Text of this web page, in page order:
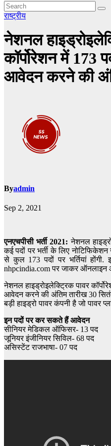
राष्ट्रीय
नेशनल
कॉर्पोरेशन में 173
आवेदन करने की
Byadmin
Sep 2, 2021
एनएचपीसी भर्ती 2021: नेशनल
कई पदों पर भर्ती के लिए
से कुल 173 पदों पर भर्तियां होंगी.
nhpcindia.com पर जाकर
नेशनल हाइड्रोइलेक्ट्रिक पावर
आवेदन करने की अंतिम तारीख 30
बड़ी हाइड्रो पावर कंपनी है जो
इन पदों पर कर सकते हैं आवेदन
सीनियर मेडिकल ऑफिसर- 13 पद
जूनियर इंजीनियर सिविल- 68 पद
असिस्टेंट राजभाषा- 07 पद